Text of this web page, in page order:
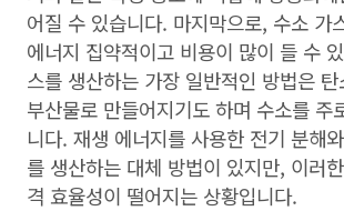
어질 수 있습니다. 마지막으로, 수소 가
에너지 집약적이고 비용이 많이 들 수
스를 생산하는 가장 일반적인 방법은
부산물로 만들어지기도 하며 수소를 주
니다. 재생 에너지를 사용한 전기 분해
를 생산하는 대체 방법이 있지만, 이러
격 효율성이 떨어지는 상황입니다.